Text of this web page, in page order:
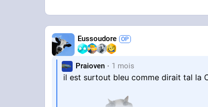
Eussoudore
Praioven 1 mois
il est surtout bleu comme dirait tal la